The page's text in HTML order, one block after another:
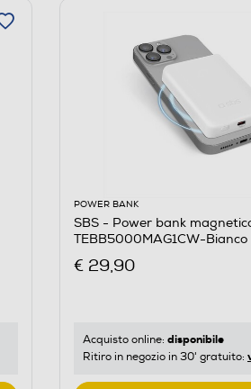
POWER BANK
SBS - Power bank
TEBB5000MAG1CW-Bianco
€ 29,90
Acquisto online: disponibile
Ritiro in negozio in 30' gratuito: